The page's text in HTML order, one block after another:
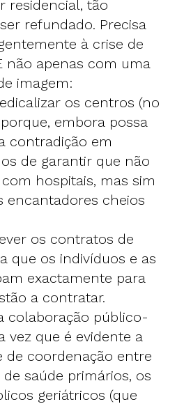
residencial, tão
refundado. Precisa
à crise de
não apenas com uma
imagem:
os centros (no
embora possa
contradição em
de garantir que não
hospitais, mas sim
encantadores cheios
os contratos de
que os indivíduos e as
exactamente para
a contratar.
colaboração público-
vez que é evidente a
de coordenação entre
saúde primários, os
geriátricos (que